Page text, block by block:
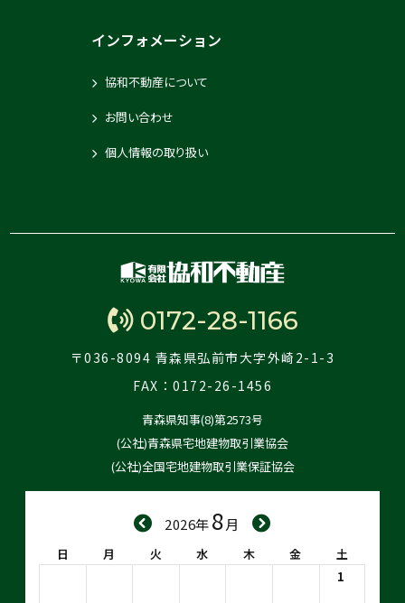
インフォメーション
協和不動産について
お問い合わせ
個人情報の取り扱い
0172-28-1166
〒036-8094 青森県弘前市大字外崎2-1-3
FAX：0172-26-1456
青森県知事(8)第2573号
(公社)青森県宅地建物取引業協会
(公社)全国宅地建物取引業保証協会
2026年8月
日 月 火 水 木 金
土
1